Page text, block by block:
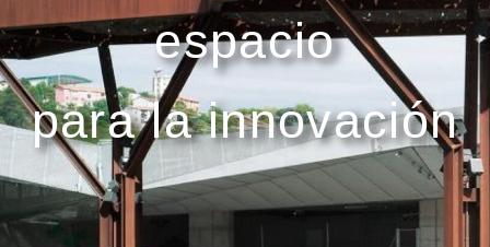
espacio
para la innovación